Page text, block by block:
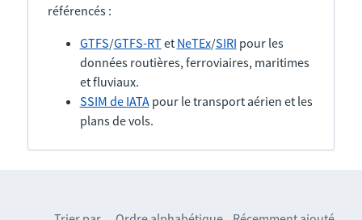
référencés :
GTFS/GTFS-RTet NeTEx/SIRI pour les
données routières, ferroviaires, maritimes
et fluviaux.
SSIM de IATApour le transport aérien et les
plans de vols.